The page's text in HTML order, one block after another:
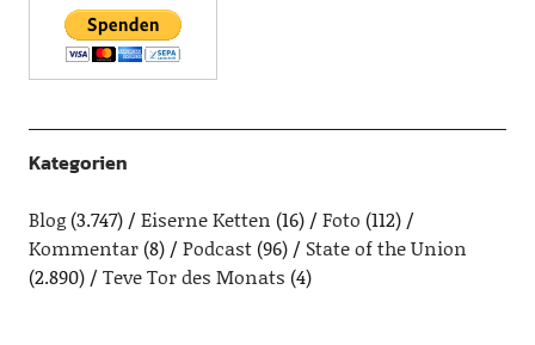
Kategorien
Blog(3.747) Eiserne Ketten (16) Foto (112)
Kommentar(8) Podcast(96)
State of the Union
(2.890)
Teve Tor des Monats (4)